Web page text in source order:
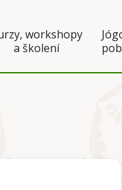
workshopy
a školení